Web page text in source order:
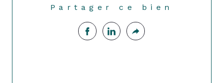
Partager ce bien